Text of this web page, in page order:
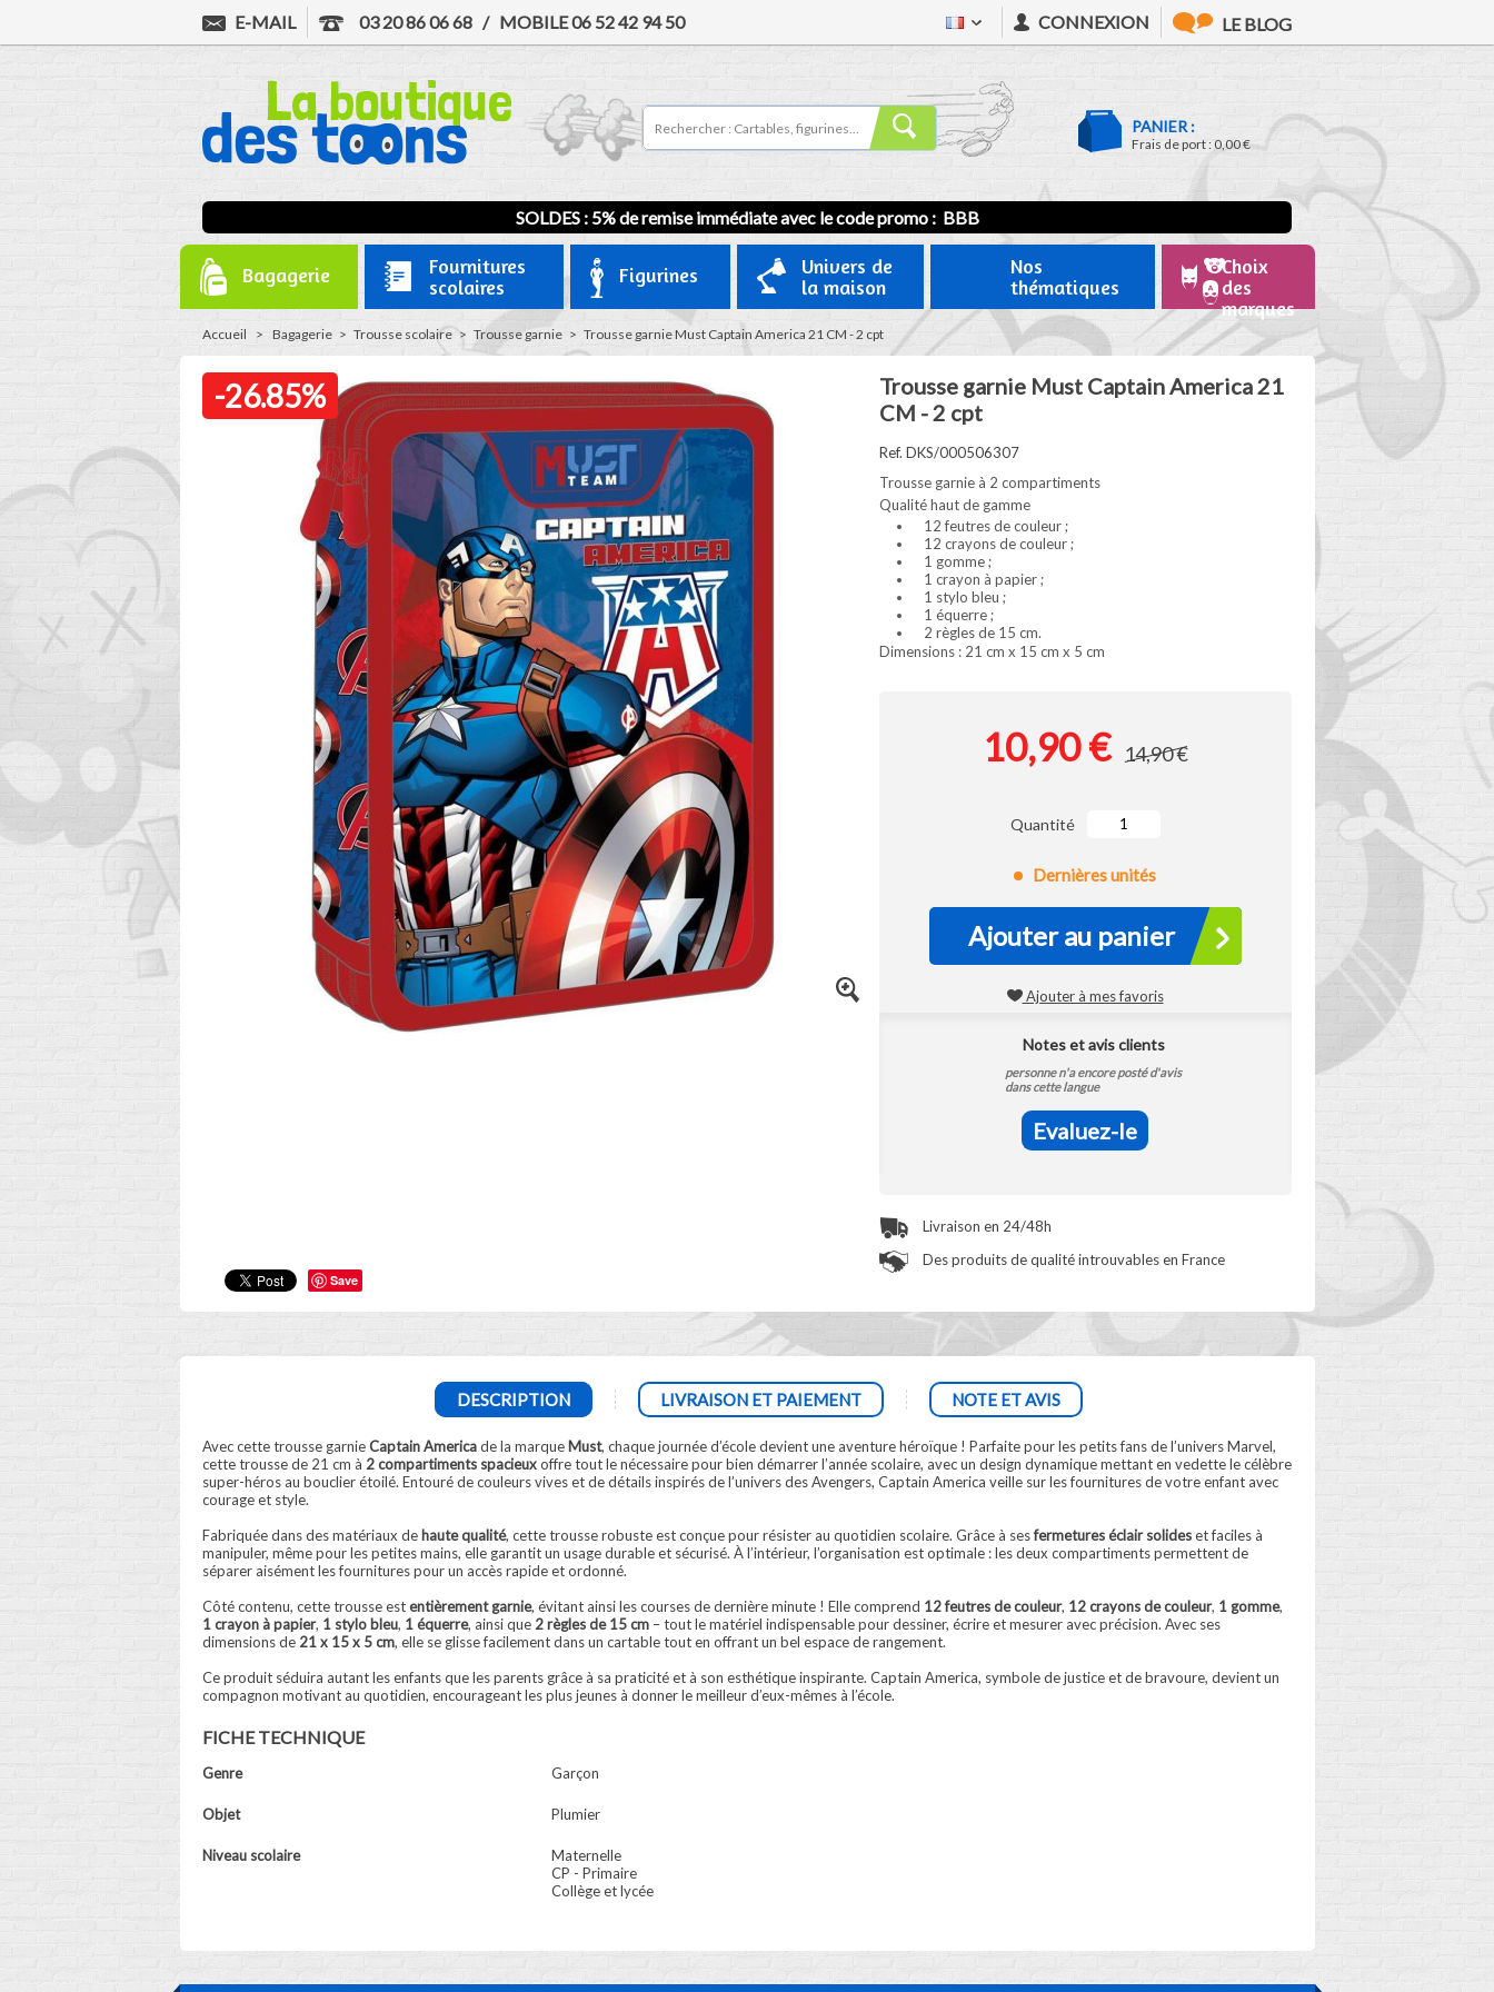
E-MAIL 03 20 86 06 68 / MOBILE06 52 42 94 50 CONNEXION LE BLOG
PANIER :
Frais de port : 0,00 €
SOLDES : 5% de remise immédiate avec le code promo : BBB
Bagagerie
Fournitures
scolaires
Figurines
Univers de
la maison
Nos
thématiques
Choix
des
marques
Accueil > Bagagerie > Trousse scolaire > Trousse garnie > Trousse garnie Must Captain America 21 CM - 2 cpt
-26.85%
Save
Trousse garnie Must Captain America 21
CM - 2 cpt
Ref. DKS/000506307
Trousse garnie à 2 compartiments
Qualité haut de gamme
12 feutres de couleur ;
12 crayons de couleur ;
1 gomme ;
1 crayon à papier ;
1 stylo bleu ;
1 équerre ;
2 règles de 15 cm.
Dimensions : 21 cm x 15 cm x 5 cm
10,90 € 14,90 €
Quantité
Dernières unités
Ajouter au panier
Ajouter à mes favoris
Notes et avis clients
personne n'a encore posté d'avis
dans cette langue
Evaluez-le
Livraison en 24/48h
Des produits de qualité introuvables en France
DESCRIPTION LIVRAISON ET PAIEMENT NOTE ET AVIS
Avec cette trousse garnieCaptain Americade la marque Must, chaque journée d’école devient une aventure héroïque ! Parfaite pour les petits fans de l’univers Marvel,
cette trousse de 21 cm à 2 compartiments spacieuxoffre tout le nécessaire pour bien démarrer l’année scolaire, avec un design dynamique mettant en vedette le célèbre
super-héros au bouclier étoilé. Entouré de couleurs vives et de détails inspirés de l’univers des Avengers, Captain America veille sur les fournitures de votre enfant avec
courage et style.
Fabriquée dans des matériaux de haute qualité, cette trousse robuste est conçue pour résister au quotidien scolaire. Grâce à sesfermetures éclair solideset faciles à
manipuler, même pour les petites mains, elle garantit un usage durable et sécurisé. À l’intérieur, l’organisation est optimale : les deux compartiments permettent de
séparer aisément les fournitures pour un accès rapide et ordonné.
Côté contenu, cette trousse estentièrement garnie, évitant ainsi les courses de dernière minute ! Elle comprend 12 feutres de couleur, 12 crayons de couleur, 1 gomme,
1 crayon à papier, 1 stylo bleu, 1 équerre, ainsi que 2 règles de 15 cm– tout le matériel indispensable pour dessiner, écrire et mesurer avec précision. Avec ses
dimensions de 21 x 15 x 5 cm, elle se glisse facilement dans un cartable tout en offrant un bel espace de rangement.
Ce produit séduira autant les enfants que les parents grâce à sa praticité et à son esthétique inspirante. Captain America, symbole de justice et de bravoure, devient un
compagnon motivant au quotidien, encourageant les plus jeunes à donner le meilleur d’eux-mêmes à l’école.
FICHE TECHNIQUE
Genre Garçon
Objet Plumier
Niveau scolaire
Maternelle
CP - Primaire
Collège et lycée